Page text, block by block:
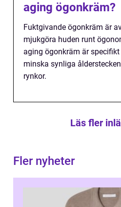
aging ögonkräm?
Fuktgivande ögonkräm är
mjukgöra huden runt
aging ögonkräm är
minska synliga
rynkor.
Läs fler
Fler nyheter